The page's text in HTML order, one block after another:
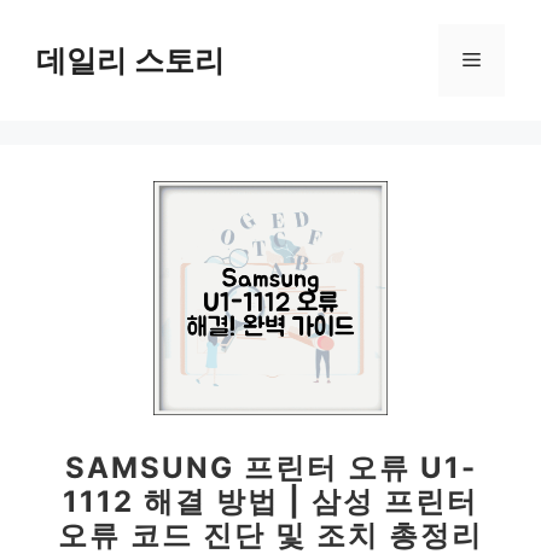
데일리 스토리 메
SAMSUNG 프린터 오류 U1-
1112 해결 방법 | 삼성 프린터
오류 코드 진단 및 조치 총정리